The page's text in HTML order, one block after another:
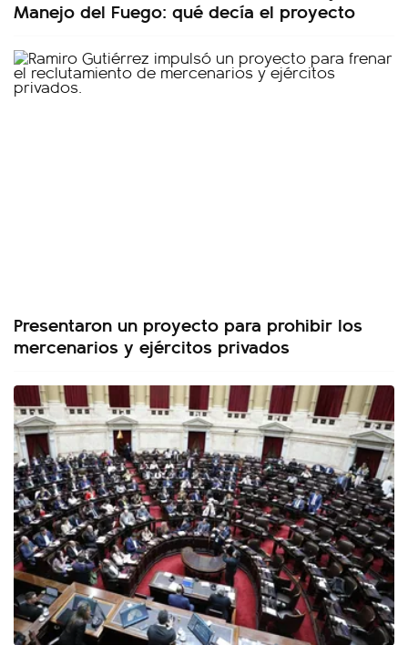
Manejo del Fuego: qué decía el proyecto
Presentaron un proyecto para prohibir los
mercenarios y ejércitos privados